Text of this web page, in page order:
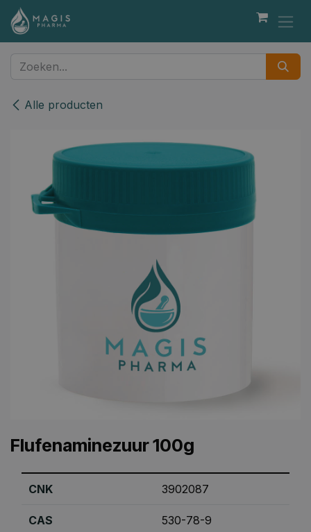
Overslaan naar inhoud
Alle producten
Flufenaminezuur 100g
CNK 3902087
CAS 530-78-9